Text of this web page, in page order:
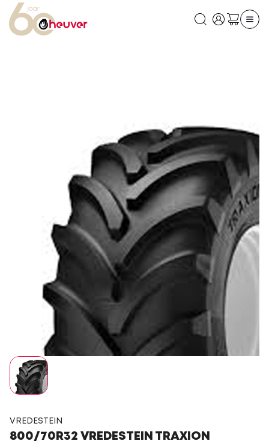
VREDESTEIN
800/70R32 VREDESTEIN TRAXION